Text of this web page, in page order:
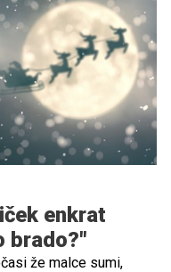
prikupne Čebelice
enkrat
brado?"
že malce sumi,